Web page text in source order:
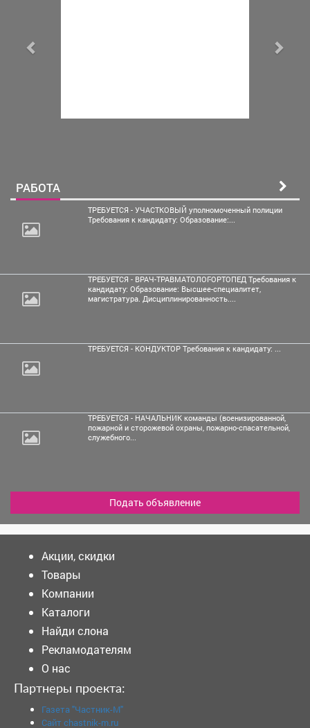
РАБОТА
ТРЕБУЕТСЯ - УЧАСТКОВЫЙ уполномоченный полиции
Требования к кандидату: Образование:...
ТРЕБУЕТСЯ - ВРАЧ-ТРАВМАТОЛОГ-ОРТОПЕД Требования к
кандидату: Образование: Высшее-специалитет,
магистратура. Дисциплинированность....
ТРЕБУЕТСЯ - КОНДУКТОР Требования к кандидату: ...
ТРЕБУЕТСЯ - НАЧАЛЬНИК команды (военизированной,
пожарной и сторожевой охраны, пожарно-спасательной,
служебного...
Подать объявление
Акции, скидки
Товары
Компании
Каталоги
Найди слона
Рекламодателям
О нас
Партнеры проекта:
Газета "Частник-М"
Сайт chastnik-m.ru